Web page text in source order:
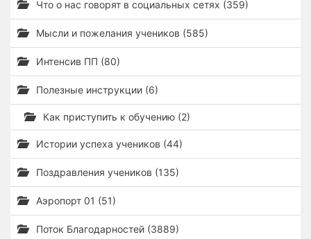
Что о нас говорят в социальных сетях (359)
Мысли и пожелания учеников (585)
Интенсив ПП (80)
Полезные инструкции (6)
Как приступить к обучению (2)
Истории успеха учеников (44)
Поздравления учеников (135)
Аэропорт 01 (51)
Поток Благодарностей (3889)